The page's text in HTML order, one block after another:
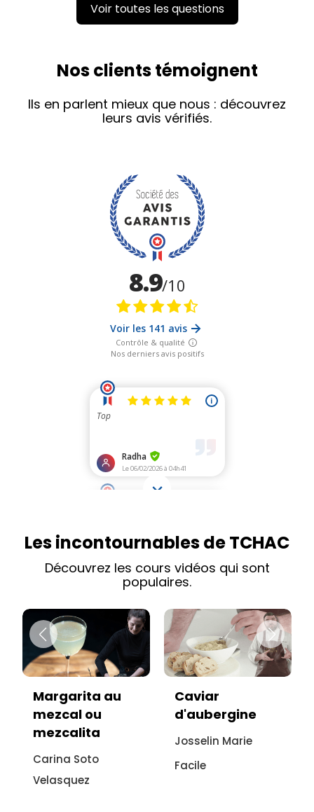
Voir toutes les questions
Nos clients témoignent
Ils en parlent mieux que nous : découvrez
leurs avis vérifiés.
Les incontournables de TCHAC
Découvrez les cours vidéos qui sont
populaires.
Caviar
d'aubergine
Josselin Marie
Facile
Vitello tonnato
sans viande :
recette
italienne à
l'aubergine